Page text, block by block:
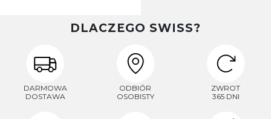
DLACZEGO SWISS?
DARMOWA
DOSTAWA
ODBIÓR
OSOBISTY
ZWROT
365 DNI